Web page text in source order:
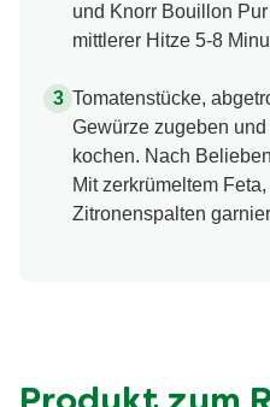
und Knorr Bouillon
mittlerer Hitze 5-8
Tomatenstücke,
Gewürze zugeben
kochen. Nach
Mit zerkrümeltem
Zitronenspalten